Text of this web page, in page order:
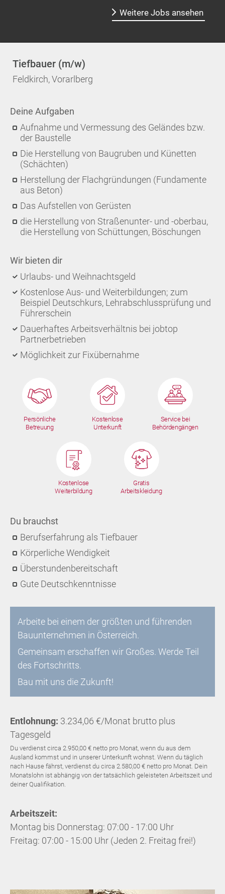
Weitere Jobs ansehen
Tiefbauer (m/w)
Feldkirch, Vorarlberg
Deine Aufgaben
Aufnahme und Vermessung des Geländes bzw.
der Baustelle
Die Herstellung von Baugruben und Künetten
(Schächten)
Herstellung der Flachgründungen (Fundamente
aus Beton)
Das Aufstellen von Gerüsten
die Herstellung von Straßenunter- und -oberbau,
die Herstellung von Schüttungen, Böschungen
Wir bieten dir
Urlaubs- und Weihnachtsgeld
Kostenlose Aus- und Weiterbildungen; zum
Beispiel Deutschkurs, Lehrabschlussprüfung und
Führerschein
Dauerhaftes Arbeitsverhältnis bei jobtop
Partnerbetrieben
Möglichkeit zur Fixübernahme
Persönliche
Betreuung
Kostenlose
Unterkunft
Service bei
Behördengängen
Kostenlose
Weiterbildung
Gratis
Arbeitskleidung
Du brauchst
Berufserfahrung als Tiefbauer
Körperliche Wendigkeit
Überstundenbereitschaft
Gute Deutschkenntnisse
Arbeite bei einem der größten und führenden
Bauunternehmen in Österreich.
Gemeinsam erschaffen wir Großes. Werde Teil
des Fortschritts.
Bau mit uns die Zukunft!
Entlohnung: 3.234,06 €/Monat brutto plus
Tagesgeld
Du verdienst circa 2.950,00 € netto pro Monat, wenn du aus dem
Ausland kommst und in unserer Unterkunft wohnst. Wenn du täglich
nach Hause fährst, verdienst du circa 2.580,00 € netto pro Monat. Dein
Monatslohn ist abhängig von der tatsächlich geleisteten Arbeitszeit und
deiner Qualifikation.
Arbeitszeit:
Montag bis Donnerstag: 07:00 - 17:00 Uhr
Freitag: 07:00 - 15:00 Uhr (Jeden 2. Freitag frei!)